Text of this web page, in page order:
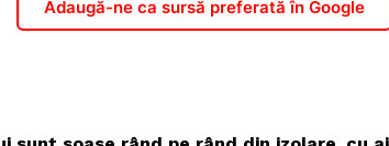
Adaugă-ne ca sursă preferată în Google